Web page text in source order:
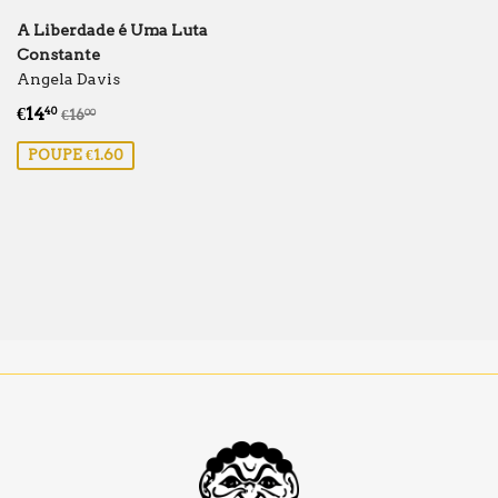
A Liberdade é Uma Luta
Constante
Angela Davis
Preço
de
saldo
€1440 €14.40
Preço normal
€1600
POUPE €1.60